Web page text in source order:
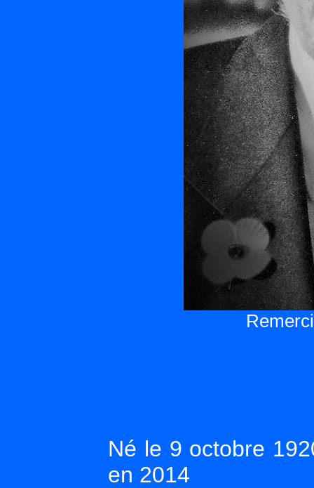
Né le 9 octobre
en 2014